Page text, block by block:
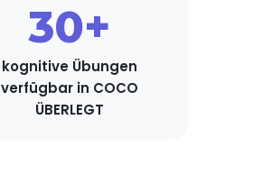
30+
kognitive Übungen
verfügbar in COCO
ÜBERLEGT